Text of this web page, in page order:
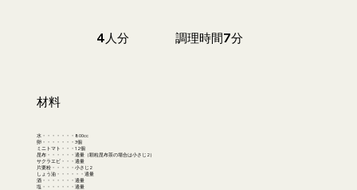
4⼈分 調理時間7分
材料
水・・・・・・・800cc
卵・・・・・・・3個
ミニトマト・・・12個
昆布・・・・・・適量（顆粒昆布茶の場合は小さじ2）
サクラエビ・・・適量
片栗粉・・・・・小さじ2
しょう油・・・・・・適量
酒・・・・・・・適量
塩・・・・・・・適量